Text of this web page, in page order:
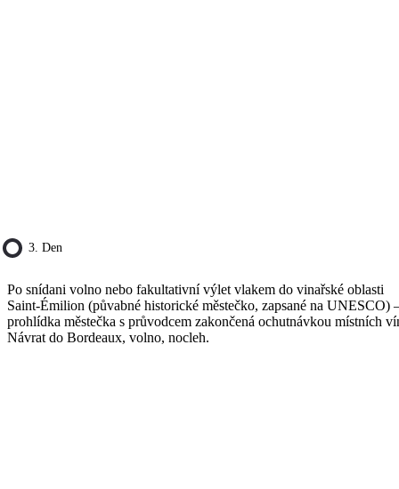
3. Den
Po snídani volno nebo fakultativní výlet vlakem do vinařské oblasti
Saint-Émilion (půvabné historické městečko, zapsané na UNESCO)
prohlídka městečka s průvodcem zakončená ochutnávkou místních
Návrat do Bordeaux, volno, nocleh.